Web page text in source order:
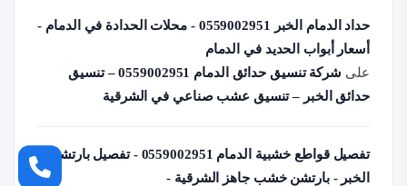
حداد الدمام الخبر 0559002951 - محلات الحدادة في الدمام -
أسعار أبواب الحديد في الدمام
على
شركة تنسيق حدائق الدمام 0559002951 – تنسيق
حدائق الخبر – تنسيق عشب صناعي في الشرقية
تفصيل قواطع خشبية الدمام 0559002951 - تفصيل بارتشن
الخبر - بارتشن خشب جاهز الشرقية -